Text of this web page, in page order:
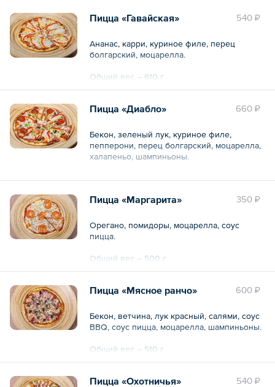
540 ₽
Пицца «Гавайская»
Ананас, карри, куриное филе, перец
болгарский, моцарелла.
Общий вес – 610 г
660 ₽
Пицца «Диабло»
Бекон, зеленый лук, куриное филе,
пепперони, перец болгарский, моцарелла,
халапеньо, шампиньоны.
Общий вес – 510 г
350 ₽
Пицца «Маргарита»
Орегано, помидоры, моцарелла, соус
пицца.
Общий вес – 500 г
600 ₽
Пицца «Мясное ранчо»
Бекон, ветчина, лук красный, салями, соус
BBQ, соус пицца, моцарелла, шампиньоны.
Общий вес – 510 г
540 ₽
Пицца «Охотничья»